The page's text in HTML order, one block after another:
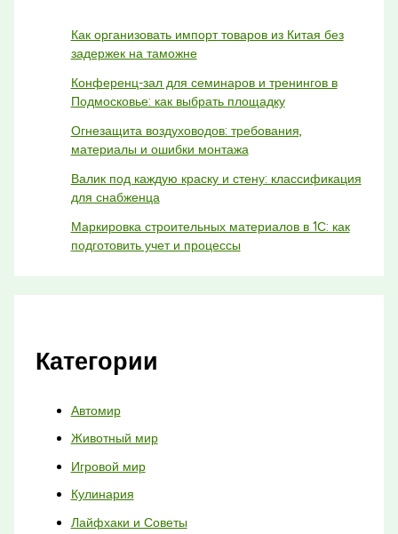
Как организовать импорт товаров из Китая без
задержек на таможне
Конференц-зал для семинаров и тренингов в
Подмосковье: как выбрать площадку
Огнезащита воздуховодов: требования,
материалы и ошибки монтажа
Валик под каждую краску и стену: классификация
для снабженца
Маркировка строительных материалов в 1С: как
подготовить учет и процессы
Категории
Автомир
Животный мир
Игровой мир
Кулинария
Лайфхаки и Советы